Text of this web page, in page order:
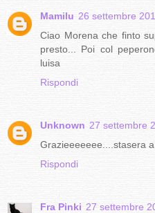
Mamilu 26 settembre
Ciao Morena che finto
presto... Poi col
luisa
Rispondi
Unknown 27 settembre
Grazieeeeeee....stasera
Rispondi
Fra Pinki 27 settembre